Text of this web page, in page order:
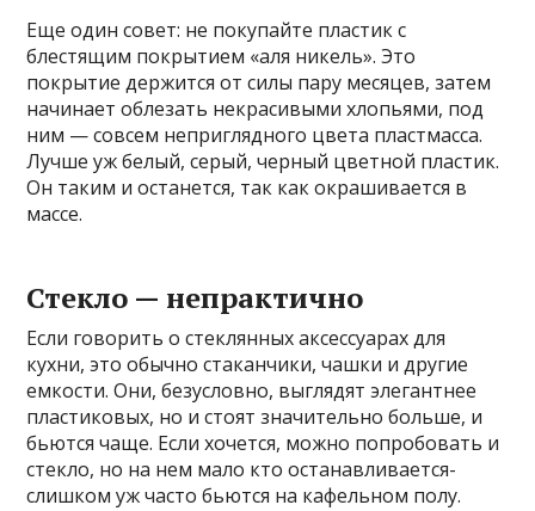
Еще один совет: не покупайте пластик с
блестящим покрытием «аля никель». Это
покрытие держится от силы пару месяцев, затем
начинает облезать некрасивыми хлопьями, под
ним — совсем неприглядного цвета пластмасса.
Лучше уж белый, серый, черный цветной пластик.
Он таким и останется, так как окрашивается в
массе.
Стекло — непрактично
Если говорить о стеклянных аксессуарах для
кухни, это обычно стаканчики, чашки и другие
емкости. Они, безусловно, выглядят элегантнее
пластиковых, но и стоят значительно больше, и
бьются чаще. Если хочется, можно попробовать и
стекло, но на нем мало кто останавливается-
слишком уж часто бьются на кафельном полу.